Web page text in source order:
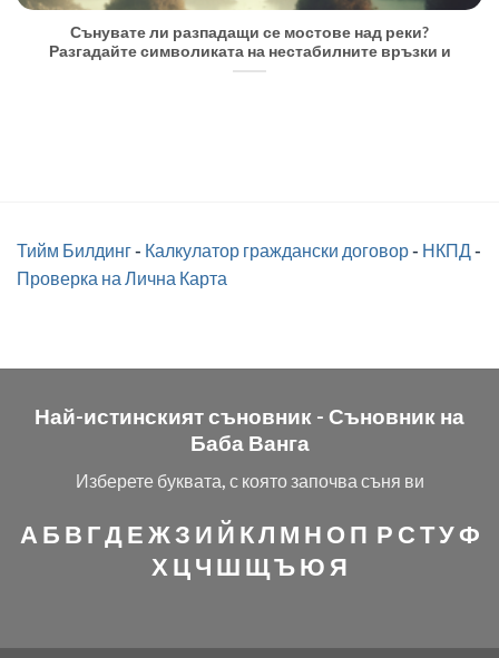
Сънувате ли разпадащи се мостове над реки?
Разгадайте символиката на нестабилните връзки и
Тийм Билдинг- Калкулатор граждански договор- НКПД-
Проверка на Лична Карта
Най-истинският съновник - Съновник на
Баба Ванга
Изберете буквата, с която започва съня ви
А Б В ГДЕЖЗ И Й КЛ М Н О П Р СТУФ
Х ЦЧ Ш ЩЪЮ Я